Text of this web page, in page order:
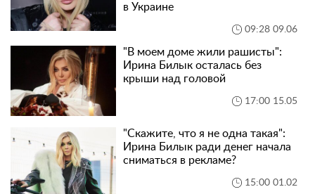
в Украине
09:28 09.06
"В моем доме жили рашисты":
Ирина Билык осталась без
крыши над головой
17:00 15.05
"Скажите, что я не одна такая":
Ирина Билык ради денег начала
сниматься в рекламе?
15:00 01.02